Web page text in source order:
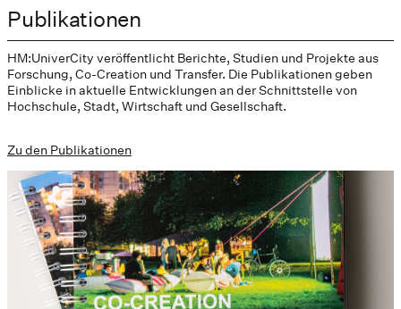
Publikationen
HM:UniverCity veröffentlicht Berichte, Studien und Projekte aus
Forschung, Co-Creation und Transfer. Die Publikationen geben
Einblicke in aktuelle Entwicklungen an der Schnittstelle von
Hochschule, Stadt, Wirtschaft und Gesellschaft.
Zu den Publikationen